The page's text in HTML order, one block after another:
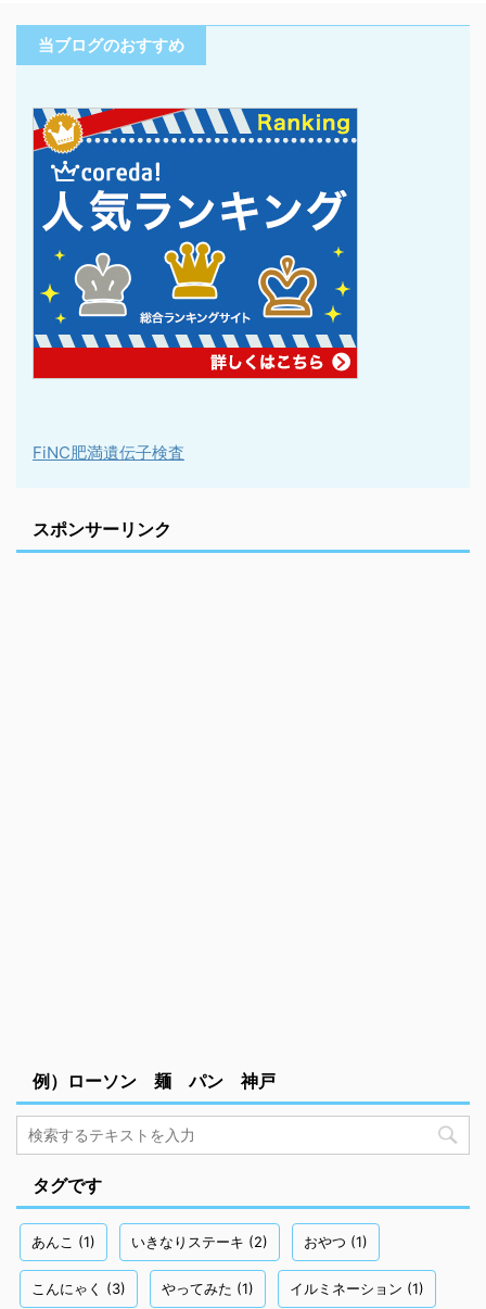
当ブログのおすすめ
FiNC肥満遺伝子検査
スポンサーリンク
例）ローソン 麺 パン 神戸
タグです
あんこ (1) いきなりステーキ (2) おやつ (1)
こんにゃく (3) やってみた (1) イルミネーション (1)